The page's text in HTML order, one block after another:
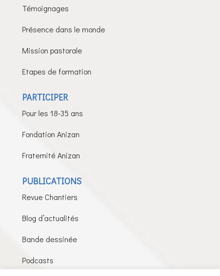
Témoignages
Présence dans le monde
Mission pastorale
Etapes de formation
PARTICIPER
Pour les 18-35 ans
Fondation Anizan
Fraternité Anizan
PUBLICATIONS
Revue Chantiers
Blog d’actualités
Bande dessinée
Podcasts